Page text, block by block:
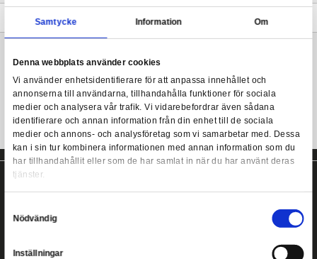
Samtycke Information
Denna webbplats använder cookies
Vi använder enhetsidentifierare för att anpassa innehållet
annonserna till användarna, tillhandahålla funktioner för
medier och analysera vår trafik. Vi vidarebefordrar även
identifierare och annan information från din enhet till de
Actionfiguren konverterar från robot till Galactic Canon i 33
specifikationer från hela multiversumet! Samla andra Legacy-
avslöja deras tekniska karaktärsspecifikationer.
Mer information
Galvatron Transformer från Hasbro!